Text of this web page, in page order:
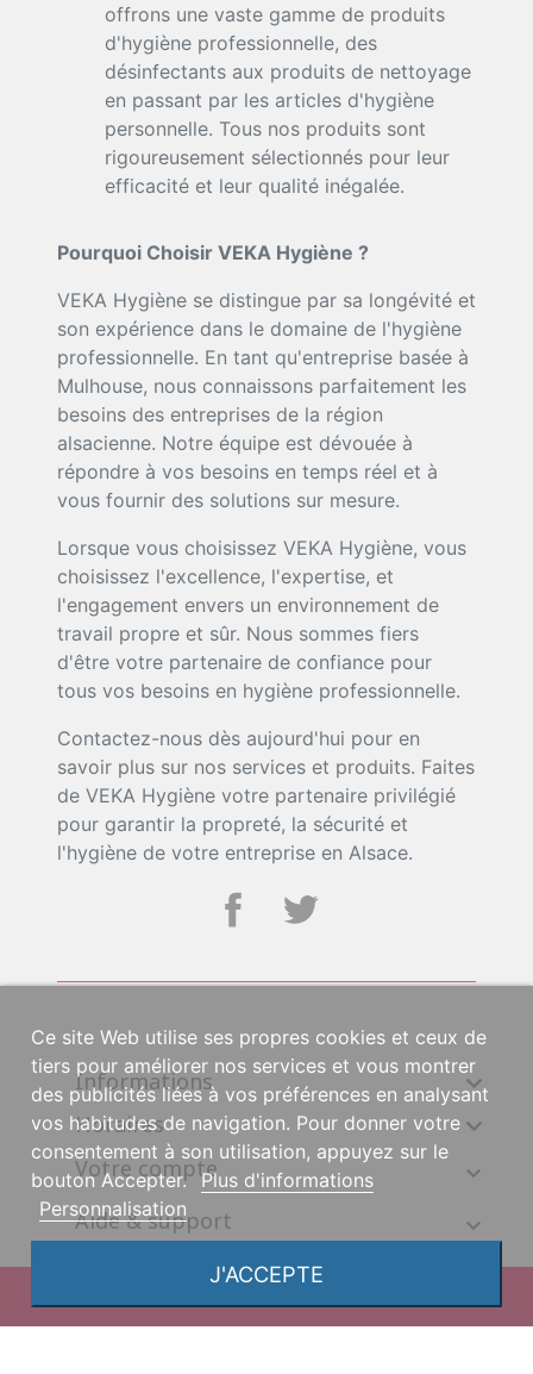
offrons une vaste gamme de produits
d'hygiène professionnelle, des
désinfectants aux produits de nettoyage
en passant par les articles d'hygiène
personnelle. Tous nos produits sont
rigoureusement sélectionnés pour leur
efficacité et leur qualité inégalée.
Pourquoi Choisir VEKA Hygiène ?
VEKA Hygiène se distingue par sa longévité et
son expérience dans le domaine de l'hygiène
professionnelle. En tant qu'entreprise basée à
Mulhouse, nous connaissons parfaitement les
besoins des entreprises de la région
alsacienne. Notre équipe est dévouée à
répondre à vos besoins en temps réel et à
vous fournir des solutions sur mesure.
Lorsque vous choisissez VEKA Hygiène, vous
choisissez l'excellence, l'expertise, et
l'engagement envers un environnement de
travail propre et sûr. Nous sommes fiers
d'être votre partenaire de confiance pour
tous vos besoins en hygiène professionnelle.
Contactez-nous dès aujourd'hui pour en
savoir plus sur nos services et produits. Faites
de VEKA Hygiène votre partenaire privilégié
pour garantir la propreté, la sécurité et
l'hygiène de votre entreprise en Alsace.
Informations 
Horaires 
Votre compte
Aide & support
Ce site Web utilise ses propres cookies et ceux de
tiers pour améliorer nos services et vous montrer
des publicités liées à vos préférences en analysant
vos habitudes de navigation. Pour donner votre
consentement à son utilisation, appuyez sur le
bouton Accepter. Plus d'informations
Personnalisation
J'ACCEPTE